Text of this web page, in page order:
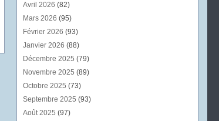
Avril 2026 (82)
Mars 2026 (95)
Février 2026 (93)
Janvier 2026 (88)
Décembre 2025 (79)
Novembre 2025 (89)
Octobre 2025 (73)
Septembre 2025 (93)
Août 2025 (97)